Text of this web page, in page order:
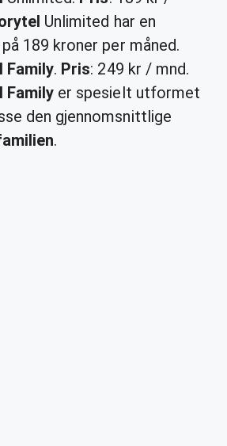
Unlimited har en
189 kroner per måned.
Family. Pris: 249 kr / mnd.
Family er spesielt utformet
den gjennomsnittlige
.